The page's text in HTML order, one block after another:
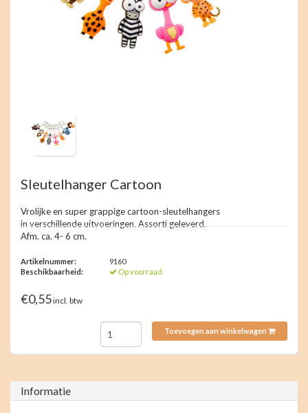
Sleutelhanger Cartoon
Vrolijke en super grappige cartoon-sleutelhangers
in verschillende uitvoeringen. Assorti geleverd.
Afm. ca. 4- 6 cm.
Artikelnummer:
9160
Beschikbaarheid:
Op voorraad
€0,55incl. btw
Toevoegen aan winkelwagen
Informatie